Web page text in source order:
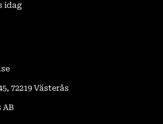
idag
72219 Västerås
AB